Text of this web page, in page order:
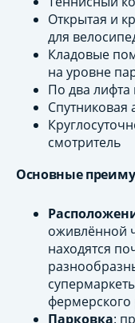
Открытая и
для
Кладовые
на уровне
По два
Спутниковая
смотритель
Основные
оживлённой
находятся
Парковка: